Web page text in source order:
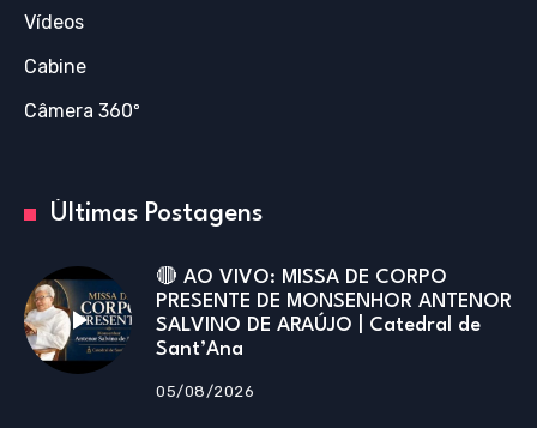
Vídeos
Cabine
Câmera 360º
Últimas Postagens
🔴 AO VIVO: MISSA DE CORPO
PRESENTE DE MONSENHOR ANTENOR
SALVINO DE ARAÚJO | Catedral de
Sant’Ana
05/08/2026